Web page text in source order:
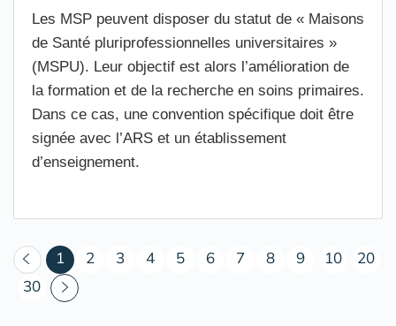
Les MSP peuvent disposer du statut de « Maisons
de Santé pluriprofessionnelles universitaires »
(MSPU). Leur objectif est alors l’amélioration de
la formation et de la recherche en soins primaires.
Dans ce cas, une convention spécifique doit être
signée avec l’ARS et un établissement
d’enseignement.
1 (courant)
2 3 4 5 6 7 8 9 10
20
30